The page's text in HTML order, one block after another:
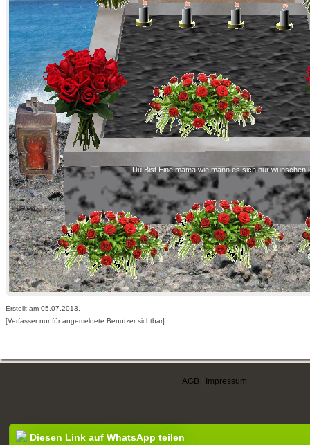
Du Bist Eine mama wie mann es sich nur wünschen
Erstellt am 05.07.2013,
[Verfasser nur für angemeldete Benutzer sichtbar]
AGB Impressum
Diesen Link auf WhatsApp teilen